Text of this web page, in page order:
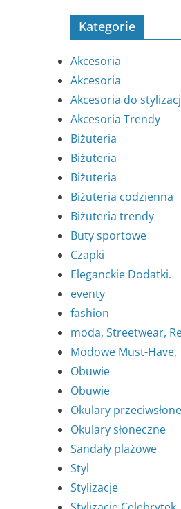
Kategorie
Akcesoria
Akcesoria
Akcesoria do
Akcesoria Trendy
Biżuteria
Biżuteria
Biżuteria
Biżuteria codzienna
Biżuteria trendy
Buty sportowe
Czapki
Eleganckie Dodatki.
eventy
fashion
moda, Streetwear,
Modowe Must-Have,
Obuwie
Obuwie
Okulary
Okulary słoneczne
Sandały plażowe
Styl
Stylizacje